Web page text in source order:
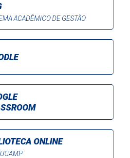
ACADÊMICO DE GESTÃO
ONLINE